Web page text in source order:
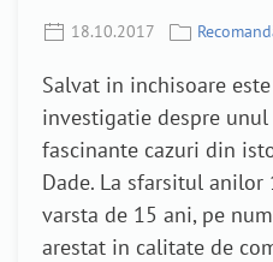
18.10.2017
Salvat in inchisoare
investigatie despre
fascinante cazuri din
Dade. La sfarsitul
varsta de 15 ani, pe
arestat in calitate de